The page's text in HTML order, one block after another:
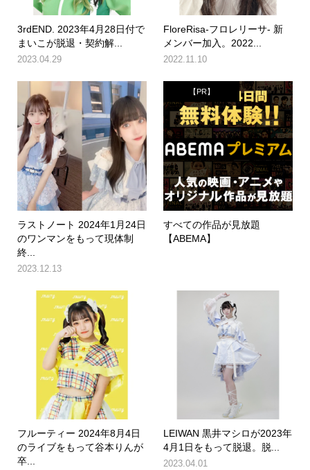
3rdEND. 2023年4月28日付で
まいこが脱退・契約解...
2023.04.29
FloreRisa-フロレリーサ- 新
メンバー加入。2022...
2022.11.10
ラストノート 2024年1月24日
のワンマンをもって現体制
終...
2023.12.13
【PR】
すべての作品が見放題
【ABEMA】
フルーティー 2024年8月4日
のライブをもって谷本りんが
卒...
LEIWAN 黒井マシロが2023年
4月1日をもって脱退。脱...
2023.04.01